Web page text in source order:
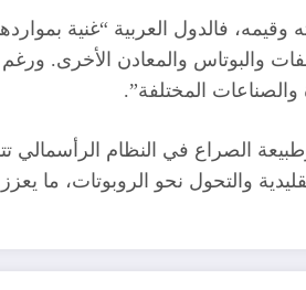
فالدول العربية “غنية
والبوتاس والمعادن الأخرى. ورغم
المختلفة”.
الصراع في النظام الرأسمالي
والتحول نحو الروبوتات، ما يعزز